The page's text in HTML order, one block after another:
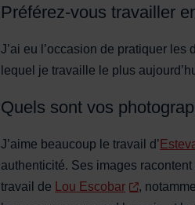
Préférez-vous travailler
J’ai eu l’occasion de pratiquer les
lequel je travaille le plus
Quels sont vos
J’aime beaucoup le travail d’
authenticité. Ses images
travail de Lou Escobar
,